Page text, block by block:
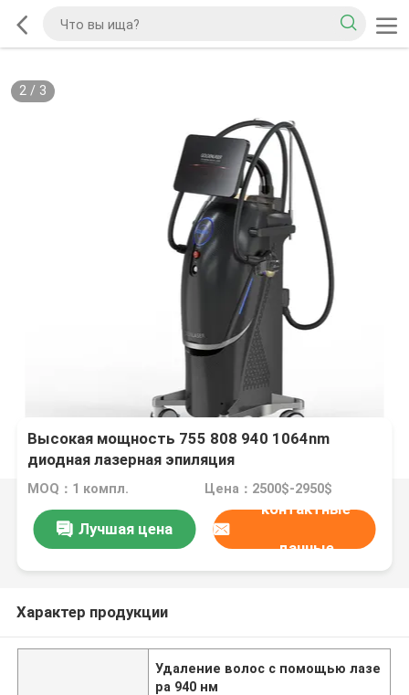
2/ 3
Высокая мощность 755 808 940 1064nm
диодная лазерная эпиляция
MOQ：1 компл. Цена：2500$-2950$
Лучшая цена
контактные
данные
Характер продукции
Удаление волос с помощью лазе
ра 940 нм